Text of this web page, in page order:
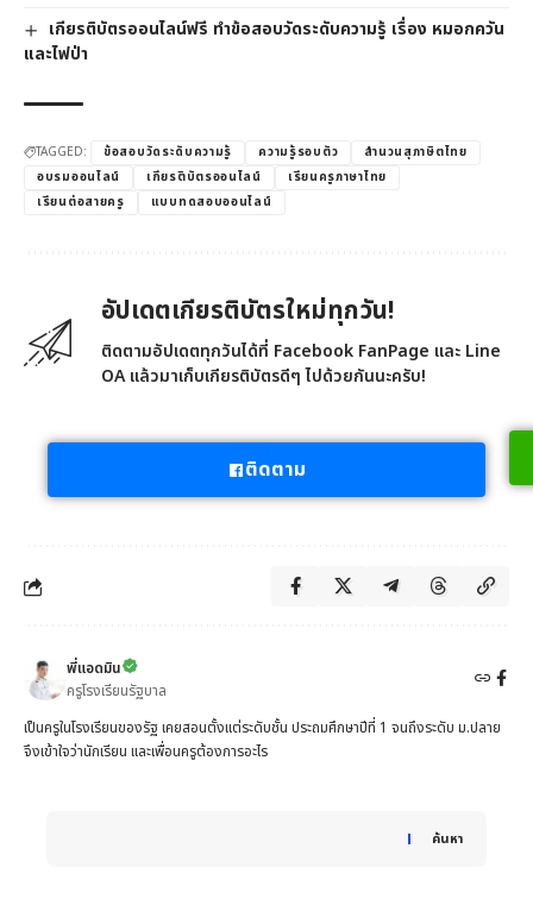
เกียรติบัตรออนไลน์ฟรี ทำข้อสอบวัดระดับความรู้ เรื่อง หมอกควัน
และไฟป่า
TAGGED: ข้อสอบวัดระดับความรู้ ความรู้รอบตัว
สำนวนสุภาษิตไทย
อบรมออนไลน์
เกียรติบัตรออนไลน์
เรียนครูภาษาไทย
เรียนต่อสายครู
แบบทดสอบออนไลน์
อัปเดตเกียรติบัตรใหม่ทุกวัน!
ติดตามอัปเดตทุกวันได้ที่ Facebook FanPage และ Line
OA แล้วมาเก็บเกียรติบัตรดีๆ ไปด้วยกันนะครับ!
ติดตาม
พี่แอดมิน
ครูโรงเรียนรัฐบาล
เป็นครูในโรงเรียนของรัฐ เคยสอนตั้งแต่ระดับชั้น ประถมศึกษาปีที่ 1 จนถึงระดับ ม.ปลาย
จึงเข้าใจว่านักเรียน และเพื่อนครูต้องการอะไร
ค้นหา
When autocomplete results are available use up and